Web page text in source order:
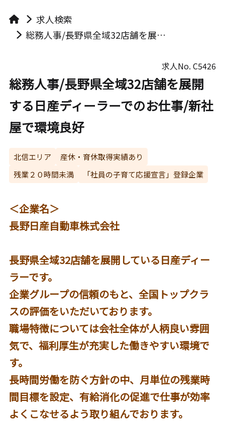
求人検索
総務人事/長野県全域32店舗を展開する日産ディーラーでのお仕事/新社屋で環境良好
求人No.C5426
総務人事/長野県全域32店舗を展開
する日産ディーラーでのお仕事/新社
屋で環境良好
北信エリア
産休・育休取得実績あり
残業２０時間未満
「社員の子育て応援宣言」登録企業
＜企業名＞
長野日産自動車株式会社
長野県全域32店舗を展開している日産ディー
ラーです。
企業グループの信頼のもと、全国トップクラ
スの評価をいただいております。
職場特徴については会社全体が人柄良い雰囲
気で、福利厚生が充実した働きやすい環境で
す。
長時間労働を防ぐ方針の中、月単位の残業時
間目標を設定、有給消化の促進で仕事が効率
よくこなせるよう取り組んでおります。